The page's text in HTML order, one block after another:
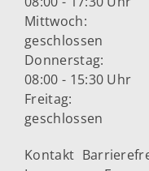
Mittwoch:
geschlossen
Donnerstag:
08:00 - 15:30 Uhr
Freitag:
geschlossen
Kontakt